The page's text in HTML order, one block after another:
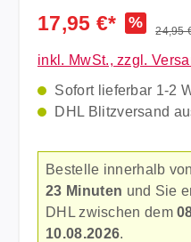
17,95 €* % 24,95
inkl. MwSt., zzgl.
Sofort lieferbar 1-2
DHL Blitzversand
Bestelle innerhalb von
23 Minuten und Sie
DHL zwischen dem
10.08.2026.